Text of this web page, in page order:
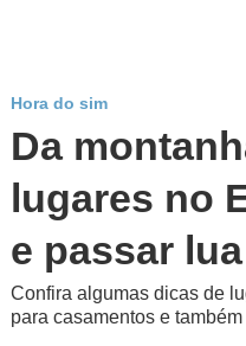
Hora do sim
Da
lugares no
e passar
Confira algumas dicas de
para casamentos e